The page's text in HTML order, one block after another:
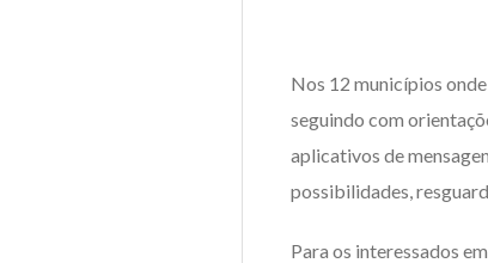
Nos 12 municípios
seguindo com
aplicativos de
possibilidades,
Para os interessados